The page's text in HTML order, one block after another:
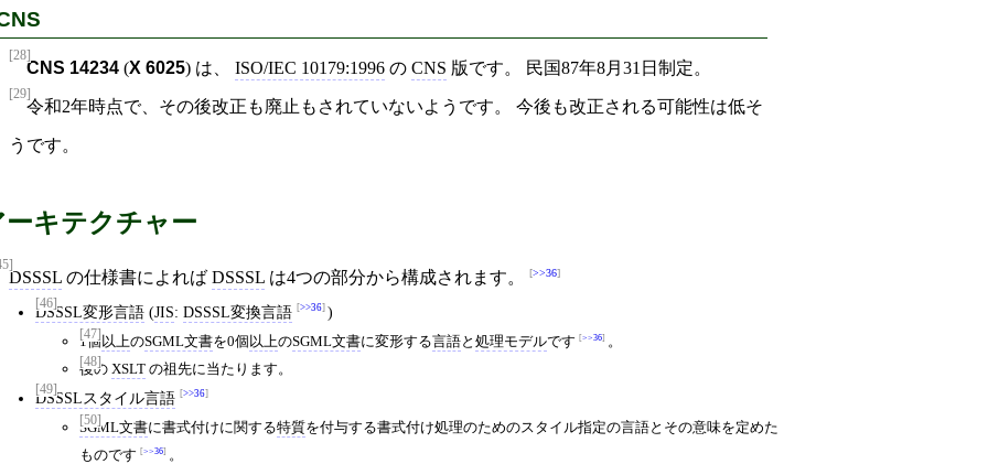
[28]
CNS 14234 (X 6025) は、 ISO/IEC 10179:1996 の CNS 版です。 民国87年8月31日制定。
[29]
令和2年時点で、その後改正も廃止もされていないようです。 今後も改正される可能性は低そ
うです。
ーキテクチャー
DSSSL の仕様書によれば DSSSL は4つの部分から構成されます。 >>36
[46]
DSSSL変形言語 (JIS: DSSSL変換言語 >>36 )
[47]
1個 以上のSGML文書を0個 以上のSGML文書に変形する言語と 処理モデルです >>36 。
[48]
後の XSLT の祖先に当たります。
[49]
DSSSLスタイル言語 >>36
[50]
SGML文書に書式付けに関する特質を付与する書式付け処理のためのスタイル指定の言語とその意味を定めた
ものです
>>36 。